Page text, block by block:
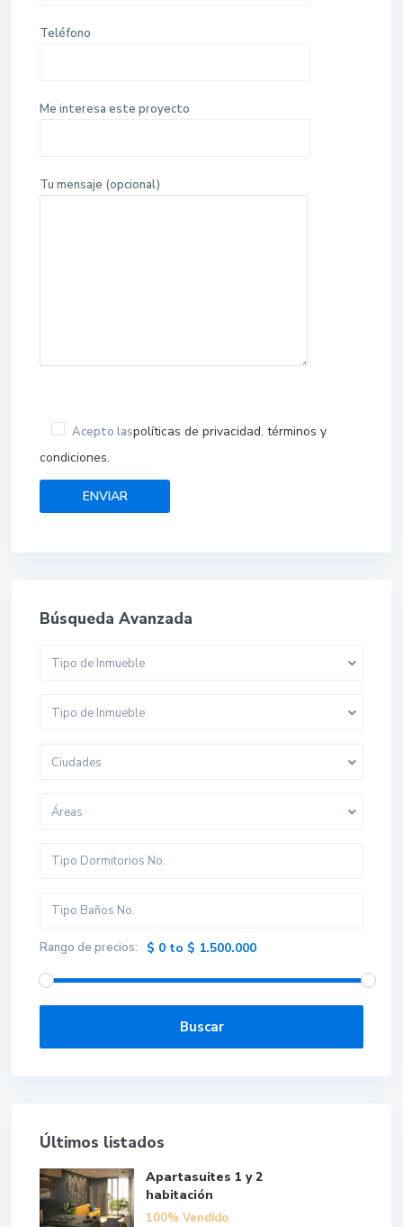
Teléfono
Me interesa este proyecto
Tu mensaje (opcional)
Acepto laspolíticas de privacidad, términos y
condiciones.
Búsqueda Avanzada
Tipo de Inmueble
Tipo de Inmueble
Ciudades
Áreas
Rango de precios: $ 0 to $ 1.500.000
Buscar
Últimos listados
Apartasuites 1 y 2
habitación
100% Vendido